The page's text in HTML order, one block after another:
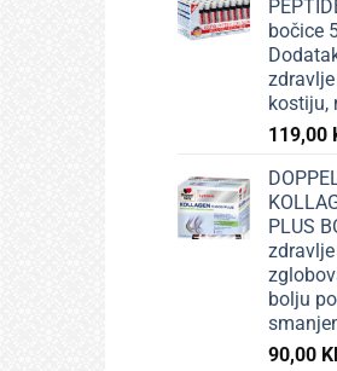
bočice
kostiju,
119,00
PLUS
bolju
90,00